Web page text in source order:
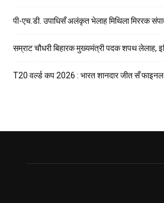
पी-एच.डी. उपाधिसँ अलंकृत भेलाह मिथिला मिररक
सम्राट चौधरी बिहारक मुख्यमंत्री पदक शपथ लेलाह,
T20 वर्ल्ड कप 2026 : भारत शानदार जीत सँ